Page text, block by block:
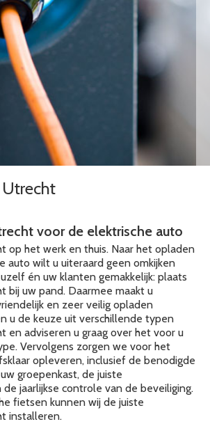
voor de elektrische auto
op het werk en thuis. Naar het opladen
auto wilt u uiteraard geen omkijken
én uw klanten gemakkelijk: plaats
bij uw pand. Daarmee maakt u
en zeer veilig opladen
u de keuze uit verschillende typen
en adviseren u graag over het voor u
Vervolgens zorgen we voor het
opleveren, inclusief de benodigde
groepenkast, de juiste
jaarlijkse controle van de beveiliging.
fietsen kunnen wij de juiste
installeren.